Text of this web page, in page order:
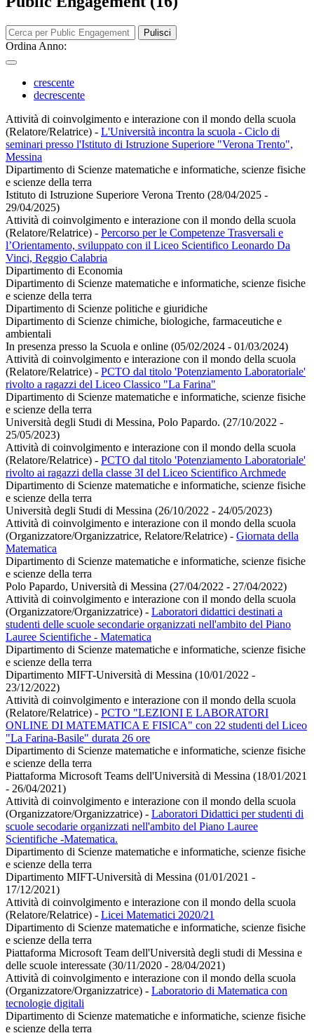
Pulisci
Ordina Anno:
crescente
decrescente
Attività di coinvolgimento e interazione con il mondo della scuola
(Relatore/Relatrice) - L'Università incontra la scuola - Ciclo di
seminari presso l'Istituto di Istruzione Superiore "Verona Trento",
Messina
Dipartimento di Scienze matematiche e informatiche, scienze fisiche
e scienze della terra
Istituto di Istruzione Superiore Verona Trento (28/04/2025 -
29/04/2025)
Attività di coinvolgimento e interazione con il mondo della scuola
(Relatore/Relatrice) - Percorso per le Competenze Trasversali e
l’Orientamento, sviluppato con il Liceo Scientifico Leonardo Da
Vinci, Reggio Calabria
Dipartimento di Economia
Dipartimento di Scienze matematiche e informatiche, scienze fisiche
e scienze della terra
Dipartimento di Scienze politiche e giuridiche
Dipartimento di Scienze chimiche, biologiche, farmaceutiche e
ambientali
In presenza presso la Scuola e online (05/02/2024 - 01/03/2024)
Attività di coinvolgimento e interazione con il mondo della scuola
(Relatore/Relatrice) - PCTO dal titolo 'Potenziamento Laboratoriale'
rivolto a ragazzi del Liceo Classico "La Farina"
Dipartimento di Scienze matematiche e informatiche, scienze fisiche
e scienze della terra
Università degli Studi di Messina, Polo Papardo. (27/10/2022 -
25/05/2023)
Attività di coinvolgimento e interazione con il mondo della scuola
(Relatore/Relatrice) - PCTO dal titolo 'Potenziamento Laboratoriale'
rivolto ai ragazzi della classe 3I del Liceo Scientifico Archmede
Dipartimento di Scienze matematiche e informatiche, scienze fisiche
e scienze della terra
Università degli Studi di Messina (26/10/2022 - 24/05/2023)
Attività di coinvolgimento e interazione con il mondo della scuola
(Organizzatore/Organizzatrice, Relatore/Relatrice) - Giornata della
Matematica
Dipartimento di Scienze matematiche e informatiche, scienze fisiche
e scienze della terra
Polo Papardo, Università di Messina (27/04/2022 - 27/04/2022)
Attività di coinvolgimento e interazione con il mondo della scuola
(Organizzatore/Organizzatrice) - Laboratori didattici destinati a
studenti delle scuole secondarie organizzati nell'ambito del Piano
Lauree Scientifiche - Matematica
Dipartimento di Scienze matematiche e informatiche, scienze fisiche
e scienze della terra
Dipartimento MIFT-Università di Messina (10/01/2022 -
23/12/2022)
Attività di coinvolgimento e interazione con il mondo della scuola
(Relatore/Relatrice) - PCTO "LEZIONI E LABORATORI
ONLINE DI MATEMATICA E FISICA" con 22 studenti del Liceo
"La Farina-Basile" durata 26 ore
Dipartimento di Scienze matematiche e informatiche, scienze fisiche
e scienze della terra
Piattaforma Microsoft Teams dell'Università di Messina (18/01/2021
- 26/04/2021)
Attività di coinvolgimento e interazione con il mondo della scuola
(Organizzatore/Organizzatrice) - Laboratori Didattici per studenti di
scuole secodarie organizzati nell'ambito del Piano Lauree
Scientifiche -Matematica.
Dipartimento di Scienze matematiche e informatiche, scienze fisiche
e scienze della terra
Dipartimento MIFT-Università di Messina (01/01/2021 -
17/12/2021)
Attività di coinvolgimento e interazione con il mondo della scuola
(Relatore/Relatrice) - Licei Matematici 2020/21
Dipartimento di Scienze matematiche e informatiche, scienze fisiche
e scienze della terra
Piattaforma Microsoft Team dell'Università degli studi di Messina e
delle scuole interessate (30/11/2020 - 28/04/2021)
Attività di coinvolgimento e interazione con il mondo della scuola
(Organizzatore/Organizzatrice) - Laboratorio di Matematica con
tecnologie digitali
Dipartimento di Scienze matematiche e informatiche, scienze fisiche
e scienze della terra